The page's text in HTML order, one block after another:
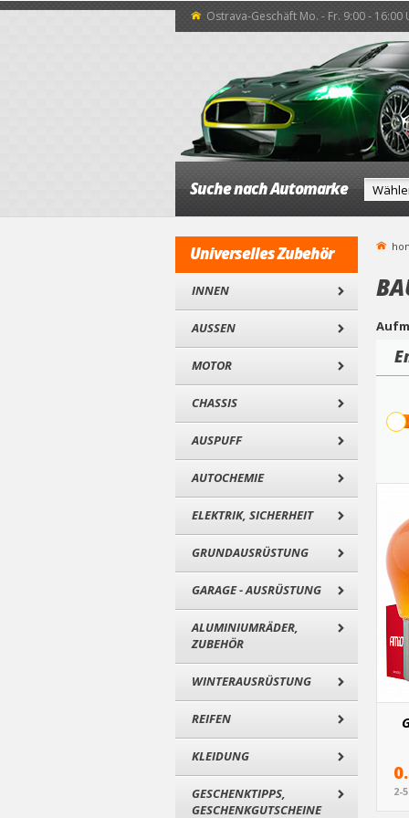
Ostrava-Geschäft Mo. - Fr. 9:00 - 16:00
Suche nach Automarke
Universelles Zubehör
INNEN
AUSSEN
MOTOR
CHASSIS
AUSPUFF
AUTOCHEMIE
ELEKTRIK, SICHERHEIT
GRUNDAUSRÜSTUNG
GARAGE - AUSRÜSTUNG
ALUMINIUMRÄDER,
ZUBEHÖR
WINTERAUSRÜSTUNG
REIFEN
KLEIDUNG
GESCHENKTIPPS,
GESCHENKGUTSCHEINE
2-